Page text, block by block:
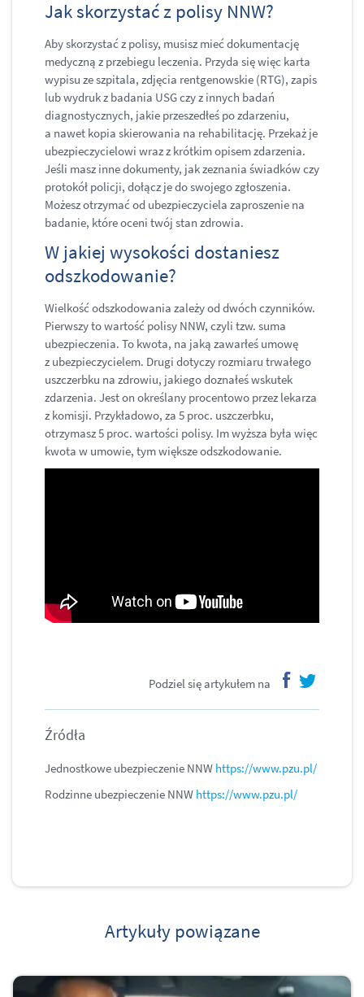
​Jak skorzystać z polisy NNW?
Aby skorzystać z polisy, musisz mieć dokumentację
medyczną z przebiegu leczenia. Przyda się więc karta
wypisu ze szpitala, zdjęcia rentgenowskie (RTG), zapis
lub wydruk z badania USG czy z innych badań
diagnostycznych, jakie przeszedłeś po zdarzeniu,
a nawet kopia skierowania na rehabilitację. Przekaż je
ubezpieczycielowi wraz z krótkim opisem zdarzenia.
Jeśli masz inne dokumenty, jak zeznania świadków czy
protokół policji, dołącz je do swojego zgłoszenia.
Możesz otrzymać od ubezpieczyciela zaproszenie na
badanie, które oceni twój stan zdrowia.
​W jakiej wysokości dostaniesz
odszkodowanie?
Wielkość odszkodowania zależy od dwóch czynników.
Pierwszy to wartość polisy NNW, czyli tzw. suma
ubezpieczenia. To kwota, na jaką zawarłeś umowę
z ubezpieczycielem. Drugi dotyczy rozmiaru trwałego
uszczerbku na zdrowiu, jakiego doznałeś wskutek
zdarzenia. Jest on określany procentowo przez lekarza
z komisji. Przykładowo, za 5 proc. uszczerbku,
otrzymasz 5 proc. wartości polisy. Im wyższa była więc
kwota w umowie, tym większe odszkodowanie.
Podziel się artykułem na
Źródła
Jednostkowe ubezpieczenie NNW https://www.pzu.pl/
Rodzinne ubezpieczenie NNW https://www.pzu.pl/
Artykuły powiązane